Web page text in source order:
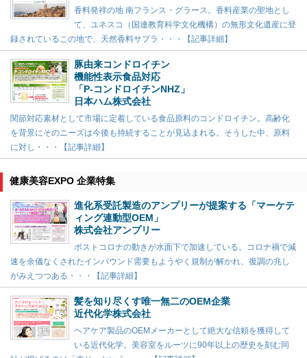
香料発祥の地 南フランス・グラース。香料産業の聖地とし
て、ユネスコ（国連教育科学文化機構）の無形文化遺産に登
録されているこの地で、天然香料サプラ・・・【記事詳細】
豚由来コンドロイチン
機能性表示食品対応
「P-コンドロイチンNHZ」
日本ハム株式会社
関節対応素材として市場に定着している食品原料のコンドロイチン。高齢化
を背景にそのニーズは今後も持続することが見込まれる。そうした中、原料
に対し・・・【記事詳細】
健康美容EXPO 企業特集
進化系受託製造のアンプリーが提案する「マーケテ
ィング連動型OEM」
株式会社アンプリー
ポストコロナの動きが水面下で加速している。コロナ禍で減
速を余儀なくされたインバウンド需要もようやく規制が解かれ、復調の兆し
がみえつつある・・・【記事詳細】
髪を知り尽くす唯一無二のOEM企業
近代化学株式会社
ヘアケア製品のOEMメーカーとして絶大な信頼を獲得して
いる近代化学。美容室をルーツに90年以上の歴史を刻む同